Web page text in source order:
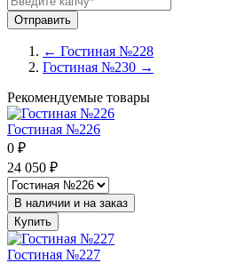
← Гостиная №228
Гостиная №230 →
Рекомендуемые товары
Гостиная №226
0 ₽
24 050 ₽
В наличии и на заказ
Купить
Гостиная №227